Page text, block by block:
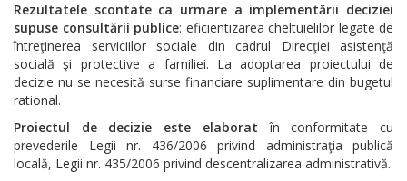
Rezultatele scontate ca urmare a implementării deciziei
supuse consultării publice: eficientizarea cheltuielilor legate de
întreţinerea serviciilor sociale din cadrul Direcţiei asistenţă
socială şi protective a familiei. La adoptarea proiectului de
decizie nu se necesită surse financiare suplimentare din bugetul
rational.
Proiectul de decizie este elaborat în conformitate cu
prevederile Legii nr. 436/2006 privind administraţia publică
locală, Legii nr. 435/2006 privind descentralizarea administrativă.